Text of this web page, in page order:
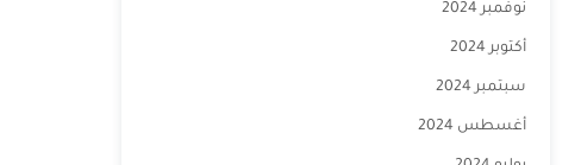
نوفمبر 2024
أكتوبر 2024
سبتمبر 2024
أغسطس 2024